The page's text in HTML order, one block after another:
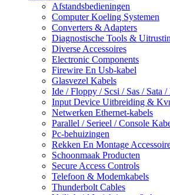
Afstandsbedieningen
Computer Koeling Systemen
Converters & Adapters
Diagnostische Tools &
Diverse Accessoires
Electronic Components
Firewire En Usb-kabel
Glasvezel Kabels
Ide / Floppy / Scsi / Sas / Sata /
Input Device Uitbreiding &
Netwerken Ethernet-kabels
Parallel / Serieel / Console
Pc-behuizingen
Rekken En Montage
Schoonmaak Producten
Secure Access Controls
Telefoon & Modemkabels
Thunderbolt Cables